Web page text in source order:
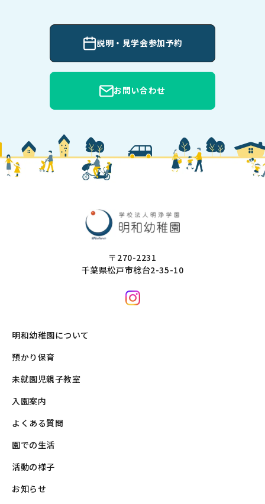
説明・見学会参加予約
お問い合わせ
〒270-2231
千葉県松戸市稔台2-35-10
明和幼稚園について
預かり保育
未就園児親子教室
入園案内
よくある質問
園での生活
活動の様子
お知らせ